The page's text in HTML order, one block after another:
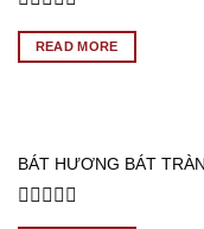
Rated
out
READ MORE
BÁT HƯƠNG BÁT
Rated